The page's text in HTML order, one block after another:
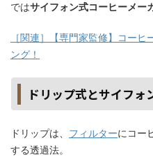
ではサイフォン式コーヒーメー
［関連］【専門家監修】コー
ング！
ドリップ式とサイフ
ドリップは、 フィルターにコー
する透過法。